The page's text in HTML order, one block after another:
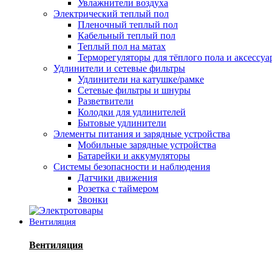
Увлажнители воздуха
Электрический теплый пол
Пленочный теплый пол
Кабельный теплый пол
Теплый пол на матах
Терморегуляторы для тёплого пола и
Удлинители и сетевые фильтры
Удлинители на катушке/рамке
Сетевые фильтры и шнуры
Разветвители
Колодки для удлинителей
Бытовые удлинители
Элементы питания и зарядные устройства
Мобильные зарядные устройства
Батарейки и аккумуляторы
Системы безопасности и наблюдения
Датчики движения
Розетка с таймером
Звонки
Вентиляция
Вентиляция